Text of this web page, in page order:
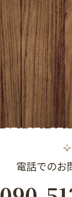
電話でのお